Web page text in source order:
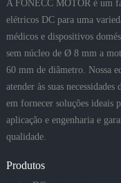
A FONECC MOTOR é um
elétricos DC para uma
médicos e dispositivos
sem núcleo de Ø 8 mm a
60 mm de diâmetro. Nossa
atender às suas
em fornecer soluções ideais
aplicação e engenharia e
qualidade.
Produtos